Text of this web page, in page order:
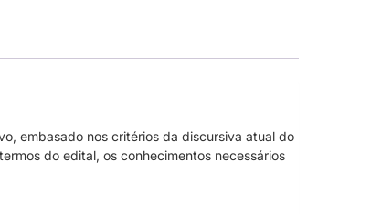
embasado nos critérios da discursiva atual do
do edital, os conhecimentos necessários